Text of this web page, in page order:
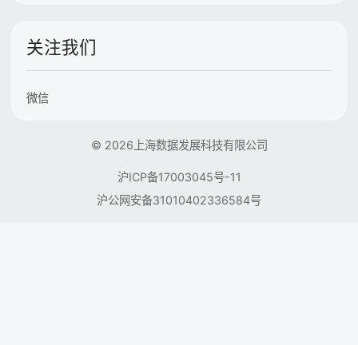
关注我们
微信
© 2026上海数据发展科技有限公司
沪ICP备17003045号-11
沪公网安备31010402336584号